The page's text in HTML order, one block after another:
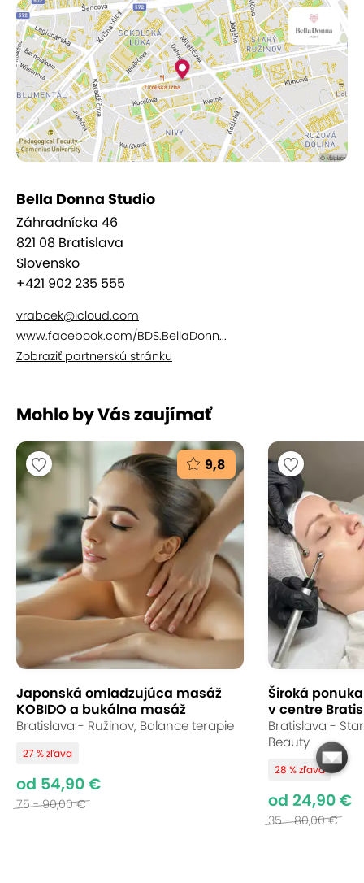
Omladenie pokožky s hydratáciou a
revitalizáciou
Odstránenie vrások
Odstraňovanie a vyhladenie jazvičiek po
akné
Zjemnenie a vyhladenie strií
tváre a tela
Výsledky sú okamžite viditeľné
Ošetrenie sa odporúča vo forme kúry
pozostávajúcej z 3 - 5 sedení.
Bella Donna Studio
Záhradnícka 46
821 08 Bratislava
Slovensko
+421 902 235 555
vrabcek@icloud.com
www.facebook.com/BDS.BellaDonn...
Zobraziť partnerskú stránku
Mohlo by Vás zaujímať
9,8
Japonská omladzujúca masáž
KOBIDO a bukálna masáž
Bratislava - Ružinov, Balance terapie
27 % zľava
od 54,90 €
75 - 90,00 €
Široká
v centre
Bratislava -
Beauty
28 % zľava
od 24,90 €
35 - 80,00 €